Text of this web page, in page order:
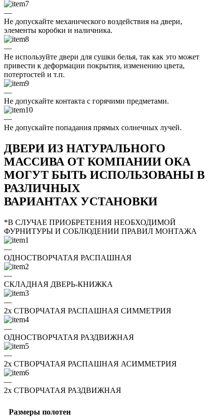
—
Не допускайте механического воздействия на двери,
элементы коробки и наличника.
—
Не используйте двери для сушки белья, так как это может
привести к деформации покрытия, изменению цвета,
потертостей и т.п.
—
Не допускайте контакта с горячими предметами.
—
Не допускайте попадания прямых солнечных лучей.
ДВЕРИ ИЗ НАТУРАЛЬНОГО
МАССИВА ОТ КОМПАНИИ ОКА
МОГУТ БЫТЬ ИСПОЛЬЗОВАНЫ В
РАЗЛИЧНЫХ
ВАРИАНТАХ УСТАНОВКИ
*В СЛУЧАЕ ПРИОБРЕТЕНИЯ НЕОБХОДИМОЙ
ФУРНИТУРЫ И СОБЛЮДЕНИИ ПРАВИЛ МОНТАЖА
—
ОДНОСТВОРЧАТАЯ РАСПАШНАЯ
—
СКЛАДНАЯ ДВЕРЬ-КНИЖКА
—
2x СТВОРЧАТАЯ РАСПАШНАЯ СИММЕТРИЯ
—
ОДНОСТВОРЧАТАЯ РАЗДВИЖНАЯ
—
2x СТВОРЧАТАЯ РАСПАШНАЯ АСИММЕТРИЯ
—
2x СТВОРЧАТАЯ РАЗДВИЖНАЯ
Размеры полотен